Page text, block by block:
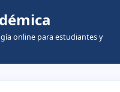
online para estudiantes y